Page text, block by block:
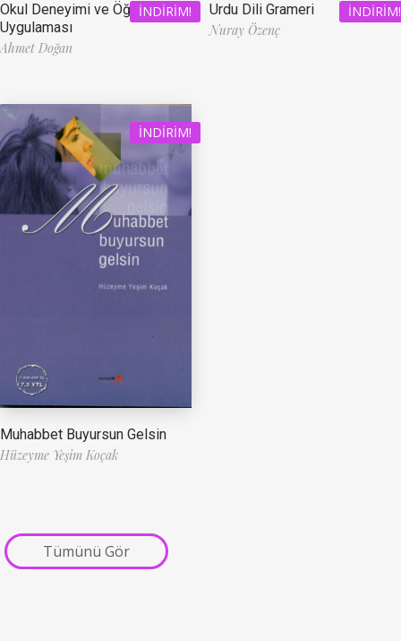
İNDIRIM!
Okul Deneyimi ve Öğretmenlik
Uygulaması
Ahmet Doğan
İNDIRIM!
Urdu Dili Grameri
Nuray Özenç
İNDIRIM!
Muhabbet Buyursun Gelsin
Hüzeyme Yeşim Koçak
Tümünü Gör